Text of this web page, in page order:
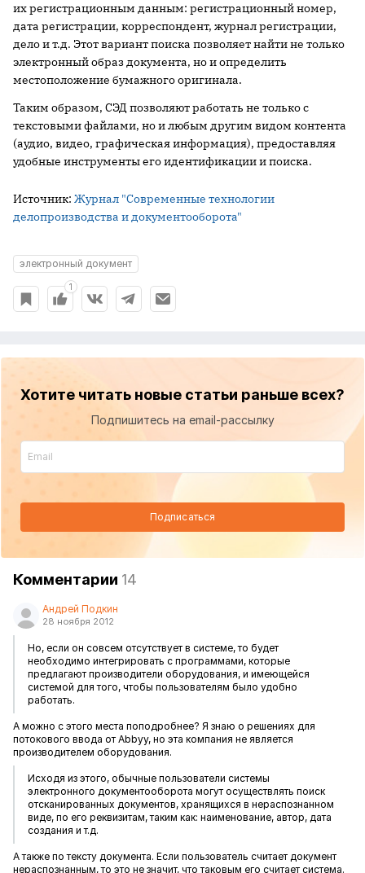
их регистрационным данным: регистрационный номер,
дата регистрации, корреспондент, журнал регистрации,
дело и т.д. Этот вариант поиска позволяет найти не только
электронный образ документа, но и определить
местоположение бумажного оригинала.
Таким образом, СЭД позволяют работать не только с
текстовыми файлами, но и любым другим видом контента
(аудио, видео, графическая информация), предоставляя
удобные инструменты его идентификации и поиска.
Источник: Журнал "Современные технологии
делопроизводства и документооборота"
электронный документ
1
Хотите читать новые статьи раньше всех?
Подпишитесь на email-рассылку
Подписаться
Комментарии 14
Андрей Подкин
28 ноября 2012
Но, если он совсем отсутствует в системе, то будет
необходимо интегрировать с программами, которые
предлагают производители оборудования, и имеющейся
системой для того, чтобы пользователям было удобно
работать.
А можно с этого места поподробнее? Я знаю о решениях для
потокового ввода от Abbyy, но эта компания не является
производителем оборудования.
Исходя из этого, обычные пользователи системы
электронного документооборота могут осуществлять поиск
отсканированных документов, хранящихся в нераспознанном
виде, по его реквизитам, таким как: наименование, автор, дата
создания и т.д.
А также по тексту документа. Если пользователь считает документ
нераспознанным, то это не значит, что таковым его считает система.